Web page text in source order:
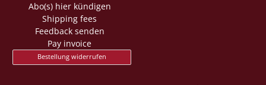
Abo(s) hier kündigen
Shipping fees
Feedback senden
Pay invoice
Bestellung widerrufen